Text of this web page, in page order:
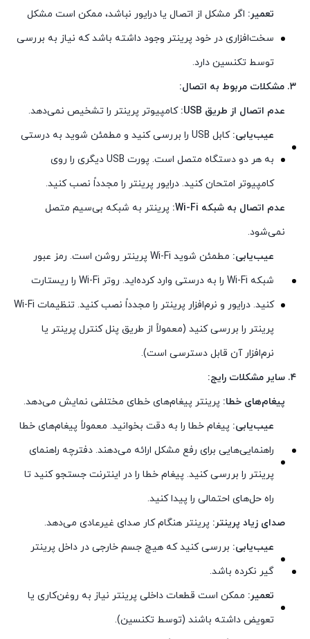
تعمیر: اگر مشکل از اتصال یا درایور نباشد، ممکن است مشکل
سخت‌افزاری در خود پرینتر وجود داشته باشد که نیاز به بررسی
توسط تکنسین دارد.
۳. مشکلات مربوط به اتصال:
عدم اتصال از طریق USB:
کامپیوتر پرینتر را تشخیص نمی‌دهد.
عیب‌یابی:
کابل USB را بررسی کنید و مطمئن شوید به درستی
به هر دو دستگاه متصل است. پورت USB دیگری را روی
کامپیوتر امتحان کنید. درایور پرینتر را مجدداً نصب کنید.
عدم اتصال به شبکه Wi-Fi:
پرینتر به شبکه بی‌سیم متصل
نمی‌شود.
عیب‌یابی:
مطمئن شوید Wi-Fi پرینتر روشن است. رمز عبور
شبکه Wi-Fi را به درستی وارد کرده‌اید. روتر Wi-Fi را ریستارت
کنید. درایور و نرم‌افزار پرینتر را مجدداً نصب کنید. تنظیمات Wi-Fi
پرینتر را بررسی کنید (معمولاً از طریق پنل کنترل پرینتر یا
نرم‌افزار آن قابل دسترسی است).
۴. سایر مشکلات رایج:
پیغام‌های خطا: پرینتر پیغام‌های خطای مختلفی نمایش می‌دهد.
عیب‌یابی: پیغام خطا را به دقت بخوانید. معمولاً پیغام‌های خطا
راهنمایی‌هایی برای رفع مشکل ارائه می‌دهند. دفترچه راهنمای
پرینتر را بررسی کنید. پیغام خطا را در اینترنت جستجو کنید تا
راه حل‌های احتمالی را پیدا کنید.
صدای زیاد پرینتر: پرینتر هنگام کار صدای غیرعادی می‌دهد.
عیب‌یابی: بررسی کنید که هیچ جسم خارجی در داخل پرینتر
گیر نکرده باشد.
تعمیر: ممکن است قطعات داخلی پرینتر نیاز به روغن‌کاری یا
تعویض داشته باشند (توسط تکنسین).